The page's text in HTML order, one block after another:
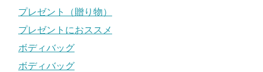
プレゼント（贈り物）
プレゼントにおススメ
ボディバッグ
ボディバッグ